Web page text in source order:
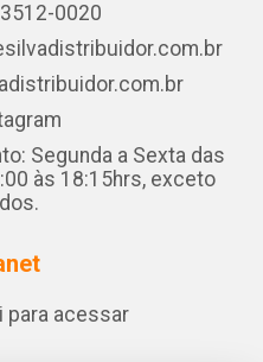
0020
Segunda a Sexta das
às 18:15hrs, exceto
para acessar